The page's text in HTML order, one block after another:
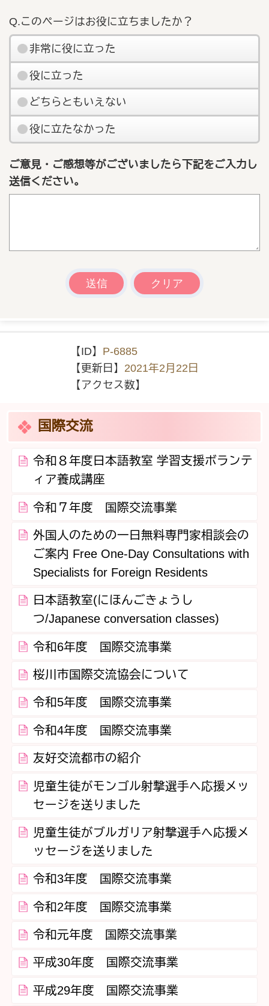
Q.このページはお役に立ちましたか？
非常に役に立った
役に立った
どちらともいえない
役に立たなかった
ご意見・ご感想等がございましたら下記をご入力し
送信ください。
【ID】 P-6885
【更新日】 2021年2月22日
【アクセス数】
国際交流
令和８年度日本語教室 学習支援ボランテ
ィア養成講座
令和７年度 国際交流事業
外国人のための一日無料専門家相談会の
ご案内 Free One-Day Consultations with
Specialists for Foreign Residents
日本語教室(にほんごきょうし
つ/Japanese conversation classes)
令和6年度 国際交流事業
桜川市国際交流協会について
令和5年度 国際交流事業
令和4年度 国際交流事業
友好交流都市の紹介
児童生徒がモンゴル射撃選手へ応援メッ
セージを送りました
児童生徒がブルガリア射撃選手へ応援メ
ッセージを送りました
令和3年度 国際交流事業
令和2年度 国際交流事業
令和元年度 国際交流事業
平成30年度 国際交流事業
平成29年度 国際交流事業